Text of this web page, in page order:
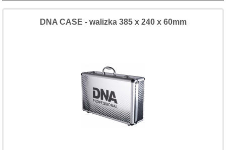
DNA CASE - walizka 385 x 240 x 60mm